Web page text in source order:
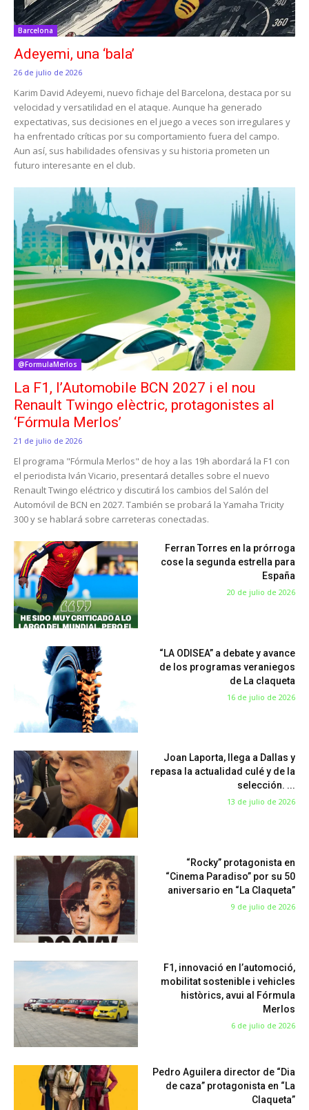
Barcelona
Adeyemi, una ‘bala’
26 de julio de 2026
Karim David Adeyemi, nuevo fichaje del Barcelona, destaca por su
velocidad y versatilidad en el ataque. Aunque ha generado
expectativas, sus decisiones en el juego a veces son irregulares y
ha enfrentado críticas por su comportamiento fuera del campo.
Aun así, sus habilidades ofensivas y su historia prometen un
futuro interesante en el club.
@FormulaMerlos
La F1, l’Automobile BCN 2027 i el nou
Renault Twingo elèctric, protagonistes al
‘Fórmula Merlos’
21 de julio de 2026
El programa "Fórmula Merlos" de hoy a las 19h abordará la F1 con
el periodista Iván Vicario, presentará detalles sobre el nuevo
Renault Twingo eléctrico y discutirá los cambios del Salón del
Automóvil de BCN en 2027. También se probará la Yamaha Tricity
300 y se hablará sobre carreteras conectadas.
Ferran Torres en la prórroga
cose la segunda estrella para
España
20 de julio de 2026
“LA ODISEA” a debate y avance
de los programas veraniegos
de La claqueta
16 de julio de 2026
Joan Laporta, llega a Dallas y
repasa la actualidad culé y de la
selección. ...
13 de julio de 2026
“Rocky” protagonista en
“Cinema Paradiso” por su 50
aniversario en “La Claqueta”
9 de julio de 2026
F1, innovació en l’automoció,
mobilitat sostenible i vehicles
històrics, avui al Fórmula
Merlos
6 de julio de 2026
Pedro Aguilera director de “Dia
de caza” protagonista en “La
Claqueta”